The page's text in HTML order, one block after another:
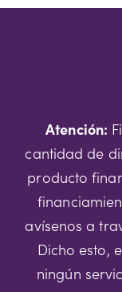
Atención:
cantidad de
producto
avísenos a
Dicho esto,
ningún